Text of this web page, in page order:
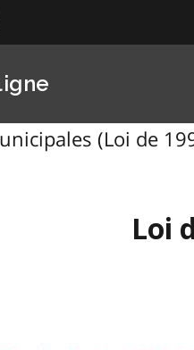
(Loi de
Loi